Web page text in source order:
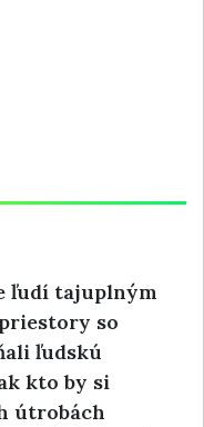
ľudí tajuplným
so
ľudskú
kto by si
útrobách